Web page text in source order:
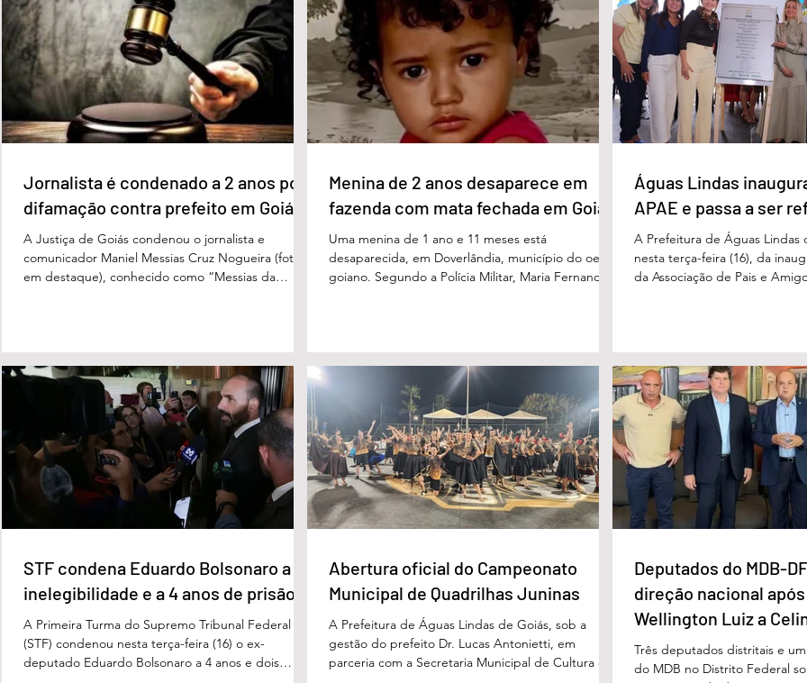
pontos percentuais, os dois estão em empate
técnico. Na terceira colocação está o presidente
Luiz Inácio Lula da Silva (PT), com 23% das
intenções de voto. Os
de voto, seguido pelo ex-governador Marconi
Perillo (PSDB), com 21%. Em seguida estão Wilder
Morais (PL), com 11%, Luis Cesar Bueno (PT), com
3%, e
gerações. Durante o evento,
de Educação, Denildson
fórum nasceu do desejo de
educadores muito mais do
Jornalista é condenado a 2 anos por
difamação contra prefeito em Goiás
A Justiça de Goiás condenou o jornalista e
comunicador Maniel Messias Cruz Nogueira (foto
em destaque), conhecido como “Messias da
proferida pelo juiz Hermes Pereira Vidigal, da Vara
Criminal da Comarca de Edéia. O jornalista
contesta a decisão e diz que sofre perseguição.
Apesar da condenação, a pena será cumprida em
regime inicialmente aberto e
Menina de 2 anos desaparece em
fazenda com mata fechada em Goiás
Uma menina de 1 ano e 11 meses está
desaparecida, em Doverlândia, município do oeste
goiano. Segundo a Polícia Militar, Maria Fernanda
terça-feira (16/6) não havia sido localizada. O Corpo
de Bombeiros realiza buscas na região, que é de
mata fechada e próxima ao Rio Paraíso. De acordo
com o tenente Vivaldo Alves da Silva Filho, da Polí
Águas Lindas
APAE e passa a ser
A Prefeitura de Águas Lindas
nesta terça-feira (16), da
da Associação de Pais e
avanço nas políticas públicas
especializada e atendimento
pessoas com deficiência. A
projetada para oferecer
STF condena Eduardo Bolsonaro a
inelegibilidade e a 4 anos de prisão
A Primeira Turma do Supremo Tribunal Federal
(STF) condenou nesta terça-feira (16) o ex-
deputado Eduardo Bolsonaro a 4 anos e dois
Abertura oficial do Campeonato
Municipal de Quadrilhas Juninas
A Prefeitura de Águas Lindas de Goiás, sob a
gestão do prefeito Dr. Lucas Antonietti, em
parceria com a Secretaria Municipal de Cultura e
Deputados do MDB-
direção nacional
Wellington Luiz a
Três deputados distritais e
do MDB no Distrito Federal